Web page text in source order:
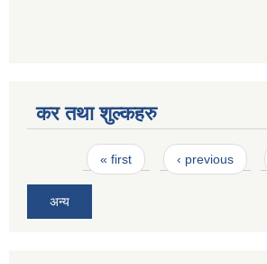
कर तथा शुल्कहरु
Pages« first ‹ previous
अन्य